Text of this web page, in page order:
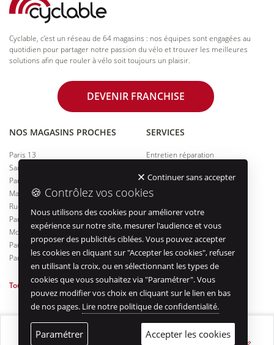
Cyclable, c’est un réseau de 64 magasins : nos équipes sont engagées au
quotidien pour partager notre passion du vélo et trouver les meilleures
solutions afin que rouler à vélo soit toujours un plaisir.
DEVENIR FRANCHISE
NOS MAGASINS PROCHES
Paris 13
Saint-Mandé
Paris 19
Maisons-Alfort
Rueil Malmaison
Paris 14
Montreuil
Paris 17
Paris 15
Tous nos magasins à Paris
SERVICES
Entretien réparation
Financement
Vélo d'occasion
Entreprises & collectivités
Vélo de courtoisie
Marquage vélo
Offre entreprise
© 2005-2026 Cyclable -Mentions légales -Gérer les cookies
Continuer sans accepter
🍪 Contrôlez vos cookies
Nous utilisons des cookies pour améliorer votre
expérience sur notre site, mesurer l'audience et vous
proposer des publicités ciblées. Vous pouvez accepter
les cookies en cliquant sur "Accepter les cookies", refuser
en utilisant la croix, ou en sélectionnant les types de
cookies que vous souhaitez via "Paramétrer". Vous
pouvez modifier vos choix en cliquant sur le lien en bas
de nos pages. Lire notre politique de confidentialité.
Accepter les cookies
Paramétrer